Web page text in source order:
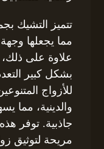
تتميز التشيك
مما يجعلها
علاوة على
بشكل كبير
للأزواج
والدينية، مما
جاذبية. توفر
مريحة لتوثيق